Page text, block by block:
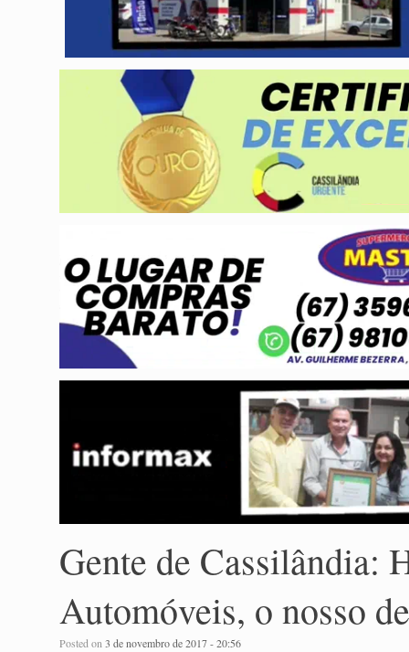
Gente de Cassilândia:
Automóveis, o nosso
Posted on3 de novembro de 2017 - 20:56